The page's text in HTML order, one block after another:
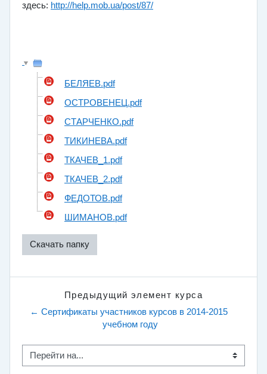
здесь: http://help.mob.ua/post/87/
БЕЛЯЕВ.pdf
ОСТРОВЕНЕЦ.pdf
СТАРЧЕНКО.pdf
ТИКИНЕВА.pdf
ТКАЧЕВ_1.pdf
ТКАЧЕВ_2.pdf
ФЕДОТОВ.pdf
ШИМАНОВ.pdf
Скачать папку
Предыдущий элемент курса
← Сертификаты участников курсов в 2014-2015
учебном году
Перейти на...